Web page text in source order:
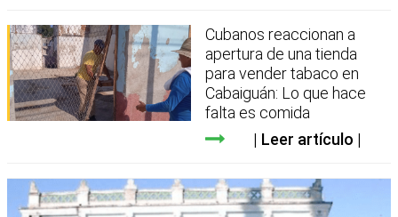
Cubanos reaccionan a
apertura de una tienda
para vender tabaco en
Cabaiguán: Lo que hace
falta es comida
Leer artículo